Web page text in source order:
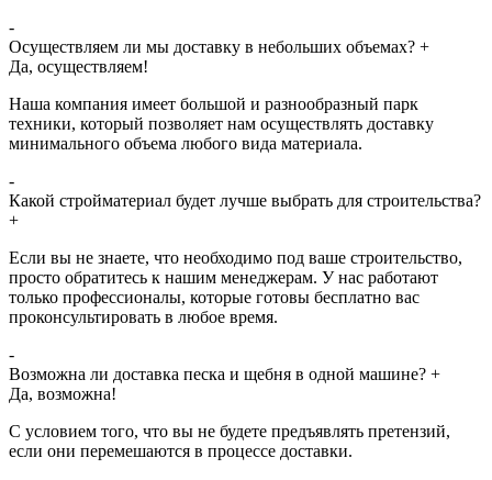
-
Осуществляем ли мы доставку в небольших объемах? +
Да, осуществляем!
Наша компания имеет большой и разнообразный парк
техники, который позволяет нам осуществлять доставку
минимального объема любого вида материала.
-
Какой стройматериал будет лучше выбрать для строительства?
+
Если вы не знаете, что необходимо под ваше строительство,
просто обратитесь к нашим менеджерам. У нас работают
только профессионалы, которые готовы бесплатно вас
проконсультировать в любое время.
-
Возможна ли доставка песка и щебня в одной машине? +
Да, возможна!
С условием того, что вы не будете предъявлять претензий,
если они перемешаются в процессе доставки.